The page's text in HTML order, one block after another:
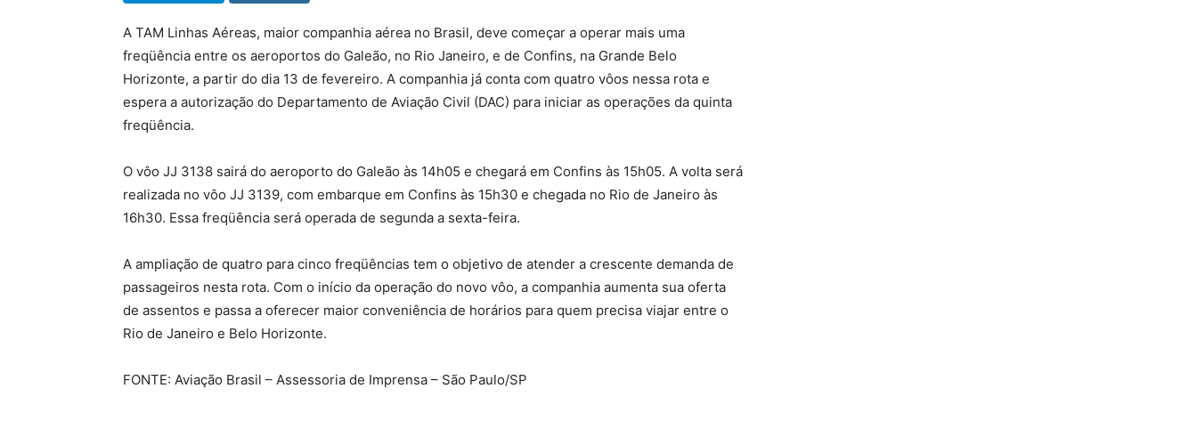
A TAM Linhas Aéreas, maior companhia aérea no Brasil, deve começar a operar mais uma
freqüência entre os aeroportos do Galeão, no Rio Janeiro, e de Confins, na Grande Belo
Horizonte, a partir do dia 13 de fevereiro. A companhia já conta com quatro vôos nessa rota e
espera a autorização do Departamento de Aviação Civil (DAC) para iniciar as operações da quinta
freqüência.
O vôo JJ 3138 sairá do aeroporto do Galeão às 14h05 e chegará em Confins às 15h05. A volta será
realizada no vôo JJ 3139, com embarque em Confins às 15h30 e chegada no Rio de Janeiro às
16h30. Essa freqüência será operada de segunda a sexta-feira.
A ampliação de quatro para cinco freqüências tem o objetivo de atender a crescente demanda de
passageiros nesta rota. Com o início da operação do novo vôo, a companhia aumenta sua oferta
de assentos e passa a oferecer maior conveniência de horários para quem precisa viajar entre o
Rio de Janeiro e Belo Horizonte.
FONTE: Aviação Brasil – Assessoria de Imprensa – São Paulo/SP